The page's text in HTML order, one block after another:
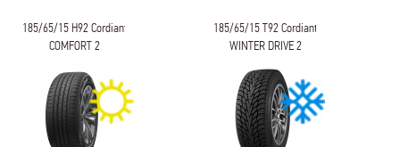
185/65/15 H92 Cordiant
COMFORT 2
185/65/15 T92 Cordiant
WINTER DRIVE 2